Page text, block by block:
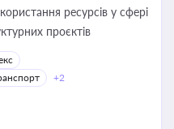
ресурсів у сфері
проєктів
+2